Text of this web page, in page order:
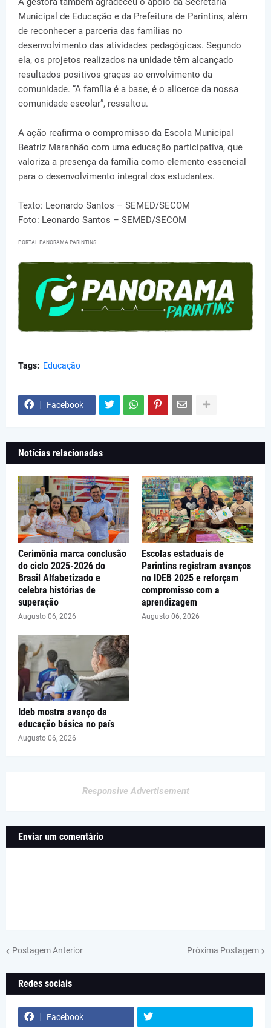
Municipal de Educação e da Prefeitura de Parintins, além
de reconhecer a parceria das famílias no
desenvolvimento das atividades pedagógicas. Segundo
ela, os projetos realizados na unidade têm alcançado
resultados positivos graças ao envolvimento da
comunidade. “A família é a base, é o alicerce da nossa
comunidade escolar”, ressaltou.
A ação reafirma o compromisso da Escola Municipal
Beatriz Maranhão com uma educação participativa, que
valoriza a presença da família como elemento essencial
para o desenvolvimento integral dos estudantes.
Texto: Leonardo Santos – SEMED/SECOM
Foto: Leonardo Santos – SEMED/SECOM
PORTAL PANORAMA PARINTINS
Tags: Educação
Facebook
Notícias relacionadas
Cerimônia marca conclusão
do ciclo 2025-2026 do
Brasil Alfabetizado e
celebra histórias de
superação
Augusto 06, 2026
Escolas estaduais de
Parintins registram avanços
no IDEB 2025 e reforçam
compromisso com a
aprendizagem
Augusto 06, 2026
Ideb mostra avanço da
educação básica no país
Augusto 06, 2026
Responsive Advertisement
Enviar um comentário
Postagem Anterior Próxima Postagem
Redes sociais
Facebook